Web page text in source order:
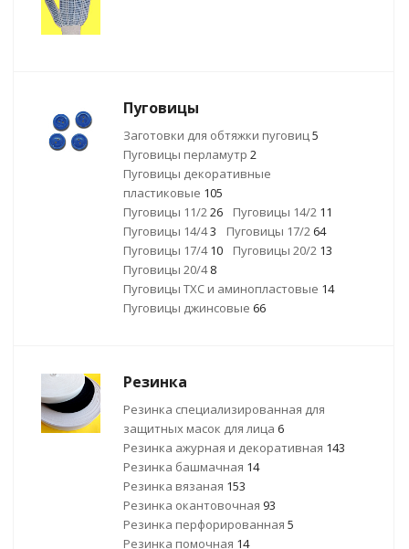
Пуговицы
Заготовки для обтяжки пуговиц5
Пуговицы перламутр 2
Пуговицы декоративные
пластиковые 105
Пуговицы 11/226 Пуговицы 14/2 11
Пуговицы 14/43 Пуговицы 17/2 64
Пуговицы 17/410 Пуговицы 20/2 13
Пуговицы 20/48
Пуговицы ТХС и аминопластовые 14
Пуговицы джинсовые 66
Резинка
Резинка специализированная для
защитных масок для лица 6
Резинка ажурная и декоративная 143
Резинка башмачная 14
Резинка вязаная 153
Резинка окантовочная 93
Резинка перфорированная 5
Резинка помочная 14